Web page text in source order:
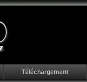
Téléchargement